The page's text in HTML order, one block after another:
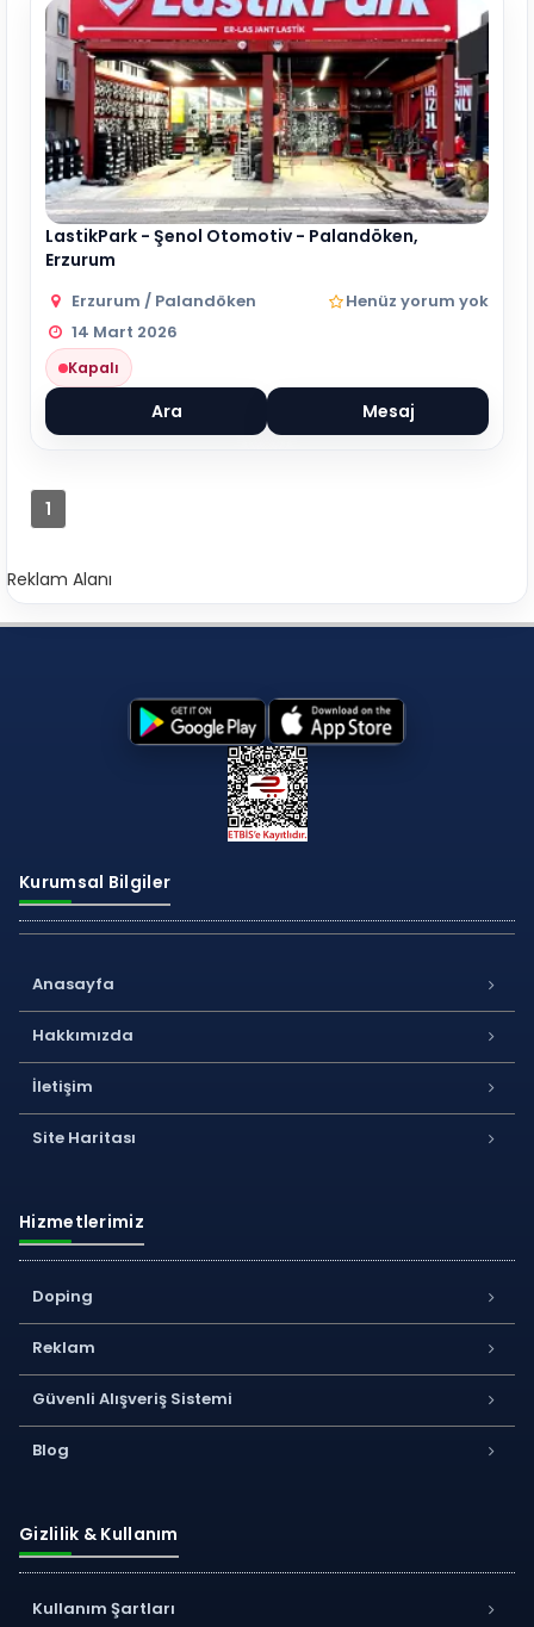
LastikPark - Şenol Otomotiv - Palandöken,
Erzurum
Erzurum / Palandöken
Henüz yorum yok
14 Mart 2026
Kapalı
Ara Mesaj
1
Reklam Alanı
Kurumsal Bilgiler
Anasayfa
Hakkımızda
İletişim
Site Haritası
Hizmetlerimiz
Doping
Reklam
Güvenli Alışveriş Sistemi
Blog
Gizlilik & Kullanım
Kullanım Şartları